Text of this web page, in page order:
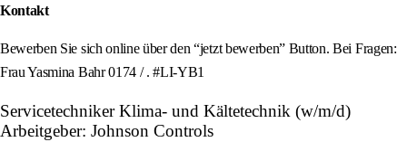
Kontakt
Bewerben Sie sich online über den “jetzt bewerben” Button. Bei Fragen:
Frau Yasmina Bahr 0174 / . #LI-YB1
Servicetechniker Klima- und Kältetechnik (w/m/d)
Arbeitgeber: Johnson Controls